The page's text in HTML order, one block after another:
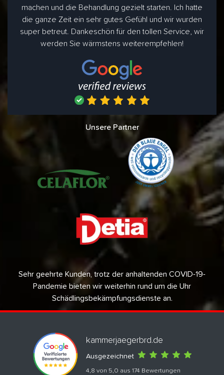
machen und die Behandlung gezielt starten. Ich hatte
die ganze Zeit ein sehr gutes Gefühl und wir wurden
super betreut. Dankeschön für den tollen Service, wir
werden Sie wärmstens weiterempfehlen!
Unsere Partner
Sehr geehrte Kunden, trotz der anhaltenden COVID-19-
Pandemie bieten wir weiterhin rund um die Uhr
Schädlingsbekämpfungsdienste an.
kammerjaegerbrd.de
Ausgezeichnet
4,8 von 5,0 aus 174 Bewertungen